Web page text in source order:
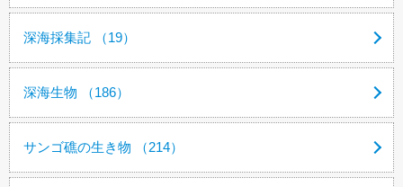
深海採集記 （19）
深海生物 （186）
サンゴ礁の生き物 （214）